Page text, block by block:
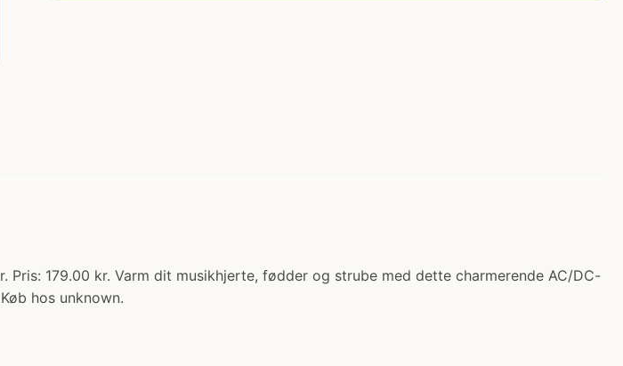
179.00 kr. Varm dit musikhjerte, fødder og strube med dette charmerende AC/DC-
hos unknown.